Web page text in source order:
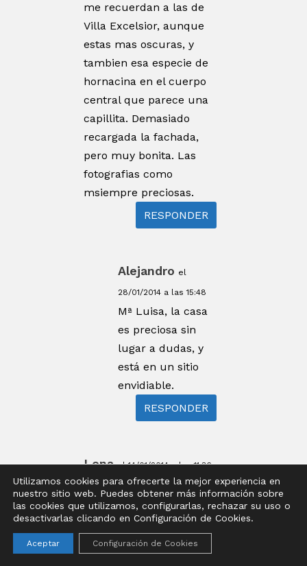
me recuerdan a las de
Villa Excelsior, aunque
estas mas oscuras, y
tambien esa especie de
hornacina en el cuerpo
central que parece una
capillita. Demasiado
recargada la fachada,
pero muy bonita. Las
fotografias como
msiempre preciosas.
RESPONDER
Alejandro el
28/01/2014 a las 15:48
Mª Luisa, la casa
es preciosa sin
lugar a dudas, y
está en un sitio
envidiable.
RESPONDER
Lena el 14/01/2014 a las 11:36
¿Y a mi que no se me ha
hecho nada largo el
reportaje?
La verdad es que es una
Utilizamos cookies para ofrecerte la mejor experiencia en
nuestro sitio web. Puedes obtener más información sobre
las cookies que utilizamos, configurarlas, rechazar su uso o
desactivarlas clicando en Configuración de Cookies.
Aceptar Configuración de Cookies